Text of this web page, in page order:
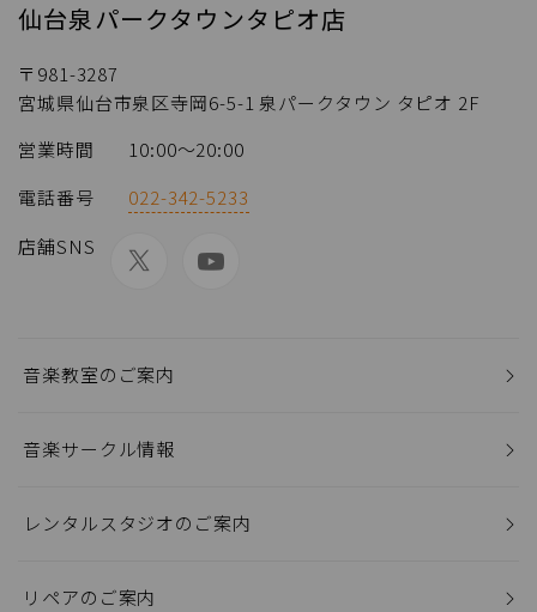
仙台泉パークタウンタピオ店
〒981-3287
宮城県仙台市泉区寺岡6-5-1 泉パークタウン タピオ 2F
営業時間
10:00～20:00
電話番号
022-342-5233
店舗SNS
音楽教室のご案内
音楽サークル情報
レンタルスタジオのご案内
リペアのご案内